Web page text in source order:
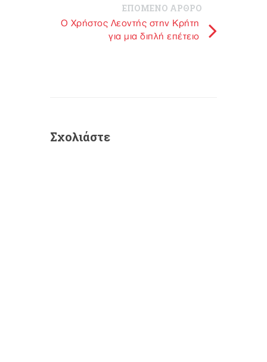
ΕΠΟΜΕΝΟ ΑΡΘΡΟ
O Χρήστος Λεοντής στην Κρήτη
για μια διπλή επέτειο
Σχολιάστε